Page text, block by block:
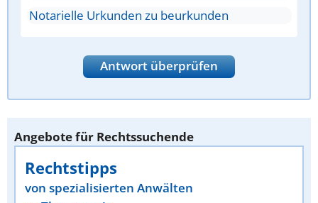
Notarielle Urkunden zu beurkunden
Antwort überprüfen
Angebote für Rechtssuchende
Rechtstipps
von spezialisierten Anwälten